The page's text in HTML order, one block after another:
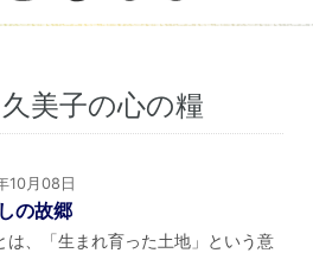
美子の心の糧
10月08日
の故郷
は、「生まれ育った土地」という意